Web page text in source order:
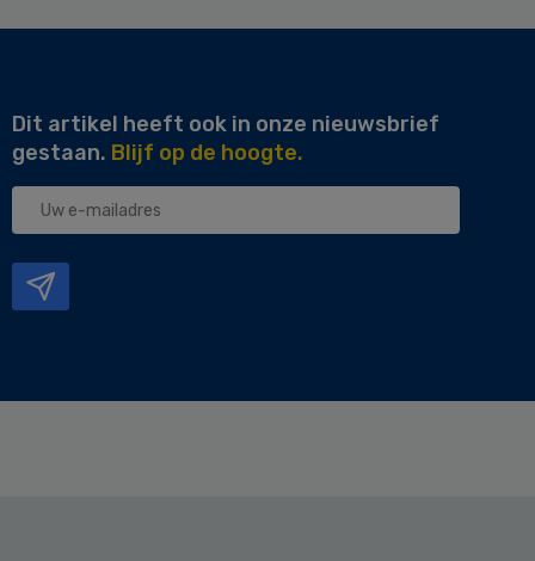
Dit artikel heeft ook in onze nieuwsbrief
gestaan. Blijf op de hoogte.
Uw